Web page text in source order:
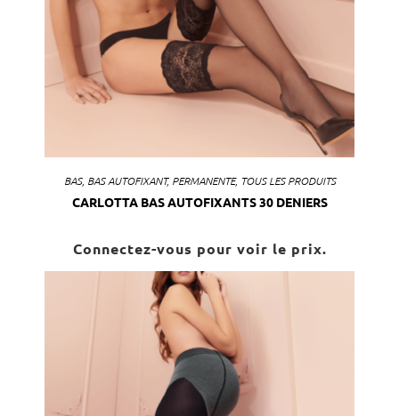
BAS, BAS AUTOFIXANT, PERMANENTE, TOUS LES PRODUITS
CARLOTTA BAS AUTOFIXANTS 30 DENIERS
Connectez-vous pour voir le prix.